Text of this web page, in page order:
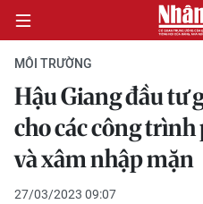
CHÍNH TRỊ
KINH TẾ
MÔI TRƯỜNG
Hậu Giang đầu tư
cho các công
và xâm nhập mặn
27/03/2023 09:07